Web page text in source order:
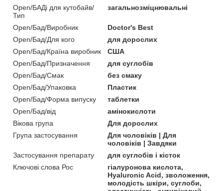
Open/БАДі для кутобайв/
Тип
загальнозміцнювальні
Open/Бад/Виробник
Doctor's Best
Open/Бад/Для кого
для дорослих
Open/Бад/Країна виробник
США
Open/Бад/Призначення
для суглобів
Open/Бад/Смак
без смаку
Open/Бад/Упаковка
Пластик
Open/Бад/Форма випуску
таблетки
Open/Бад/від
амінокислоти
Вікова група
Для дорослих
Група застосування
Для чоловіків | Для
чоловіків | Завдяки
Застосування препарату
для суглобів і кісток
Ключові слова Рос
гіалуронова кислота,
Hyaluronic Acid, зволоження,
молодість шкіри, суглоби,